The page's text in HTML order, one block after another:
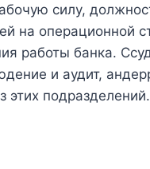
силу,
на операционной
работы банка.
и аудит,
этих подразделений.